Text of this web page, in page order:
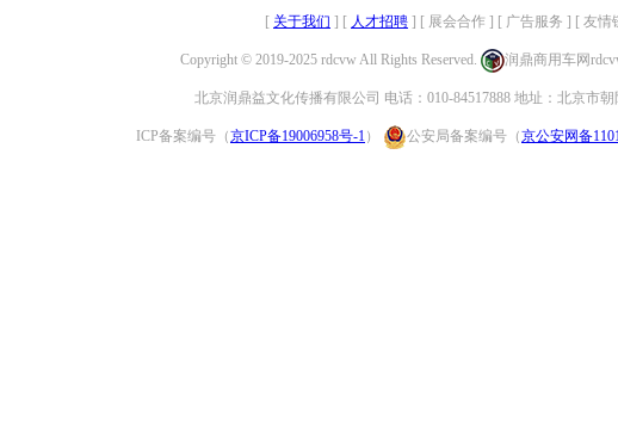
[ 关于我们 ] [ 人才招聘 ] [ 展会合作 ] [ 广告服务 ] [ 友情
Copyright © 2019-2025 rdcvw All Rights Reserved. 润鼎商用车网
北京润鼎益文化传播有限公司 电话：010-84517888 地址：北京市
ICP备案编号（京ICP备19006958号-1 ） 公安局备案编号（京公安网备